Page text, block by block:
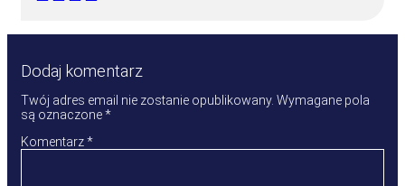
Dodaj komentarz
Twój adres email nie zostanie opublikowany. Wymagane pola
są oznaczone*
Komentarz*